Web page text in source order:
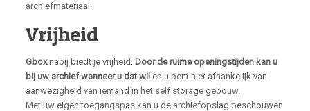
archiefmateriaal.
Vrijheid
Gboxnabij biedt je vrijheid. Door de ruime openingstijden kan u
bij uw archief wanneer u dat wil en u bent niet afhankelijk van
aanwezigheid van iemand in het self storage gebouw.
Met uw eigen toegangspas kan u de archiefopslag beschouwen